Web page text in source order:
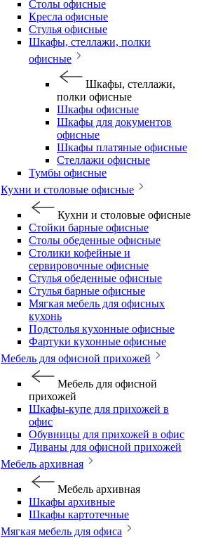
Столы офисные
Кресла офисные
Стулья офисные
Шкафы, стеллажи, полки
офисные
Шкафы, стеллажи,
полки офисные
Шкафы офисные
Шкафы для документов
офисные
Шкафы платяные офисные
Стеллажи офисные
Тумбы офисные
Кухни и столовые офисные
Кухни и столовые офисные
Стойки барные офисные
Столы обеденные офисные
Столики кофейные и
сервировочные офисные
Стулья обеденные офисные
Стулья барные офисные
Мягкая мебель для офисных
кухонь
Подстолья кухонные офисные
Фартуки кухонные офисные
Мебель для офисной прихожей
Мебель для офисной
прихожей
Шкафы-купе для прихожей в
офис
Обувницы для прихожей в офис
Диваны для офисной прихожей
Мебель архивная
Мебель архивная
Шкафы архивные
Шкафы картотечные
Мягкая мебель для офиса